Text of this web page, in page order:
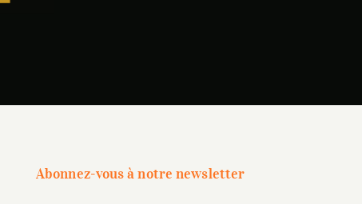
Abonnez-vous à notre newsletter